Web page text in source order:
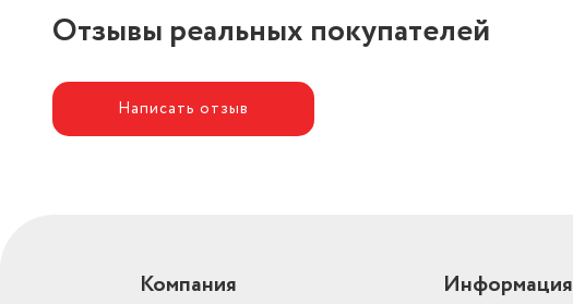
Отзывы реальных покупателей
Написать отзыв
Компания Информация